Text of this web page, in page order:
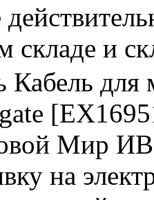
складе и
Кабель
Мир
на